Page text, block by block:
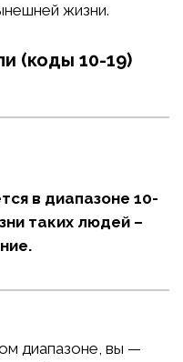
жизни.
(коды 10-19)
в диапазоне 10-
таких людей –
диапазоне, вы —